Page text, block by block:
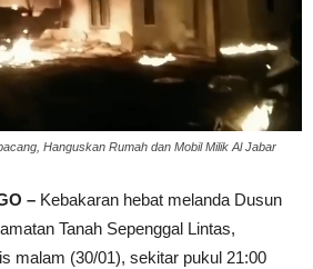
Hanguskan Rumah dan Mobil Milik Al Jabar
– Kebakaran hebat melanda Dusun
Tanah Sepenggal Lintas,
malam (30/01), sekitar pukul 21:00